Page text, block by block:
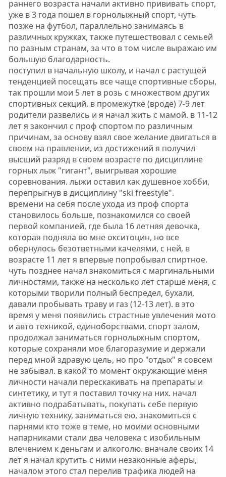
раннего возраста начали активно прививать спорт,
уже в 3 года пошел в горнолыжный спорт, чуть
позже на футбол, параллельно занимаясь в
различных кружках, также путешествовал с семьей
по разным странам, за что в том числе выражаю им
большую благодарность.
поступил в начальную школу, и начал с растущей
тенденцией посещать все чаще спортивные сборы,
так прошли мои 5 лет в розь с множеством других
спортивных секций. в промежутке (вроде) 7-9 лет
родители развелись и я начал жить с мамой. в 11-12
лет я закончил с проф спортом по различным
причинам, за основу взял свое желание двигаться в
своем на правлении, из достижений я получил
высший разряд в своем возрасте по дисциплине
горных лыж "гигант", выигрывая хорошие
соревнования. лыжи оставил как душевное хобби,
перепрыгнув в дисциплину "ski freestyle".
времени на себя после ухода из проф спорта
становилось больше, познакомился со своей
первой компанией, где была 16 летняя девочка,
которая подняла во мне окситоцин, но все
обернулось безответными качелями, с ней, в
возрасте 11 лет я впервые попробывал спиртное.
чуть позднее начал знакомиться с маргинальными
личностями, также на несколько лет старше меня, с
которыми творили полный беспредел, бухали,
давали пробывать траву и газ (12-13 лет). в это
время у меня появились страстные увлечения мото
и авто техникой, единоборствами, спорт залом,
продолжал заниматься горнолыжным спортом,
которые сохраняли мое благоразумие и держали
перед мной здравую цель, но про "отдых" я совсем
не забывал. в какой то момент окружающие меня
личности начали перескакивать на препараты и
синтетику, и тут я поставил точку на них. начал
активно подрабатывать, покупать себе первую
личную технику, заниматься ею, знакомиться с
парнями кто тоже в теме, но моими основными
напарниками стали два человека с изобильным
влечением к деньгам и алкоголю. вначале своих 14
лет я начал крутить с ними незаконные аферы,
началом этого стал перелив трафика людей на